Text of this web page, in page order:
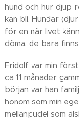
hund och hur djup
kan bli. Hundar
för en när livet
döma, de bara
Fridolf var min
ca 11 månader
början var han
honom som min
mellanpudel som